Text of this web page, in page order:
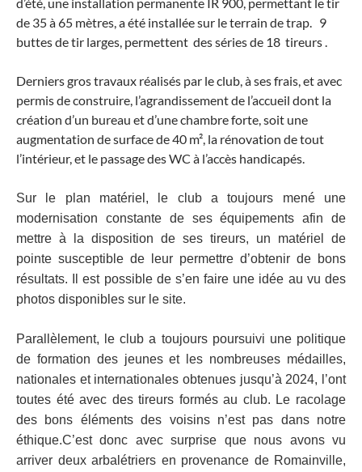
de 35 à 65 mètres, a été installée sur le terrain de trap. 9
buttes de tir larges, permettent des séries de 18 tireurs .
Derniers gros travaux réalisés par le club, à ses frais, et avec
permis de construire, l’agrandissement de l’accueil dont la
création d’un bureau et d’une chambre forte, soit une
augmentation de surface de 40 m², la rénovation de tout
l’intérieur, et le passage des WC à l’accès handicapés.
Sur le plan matériel, le club a toujours mené une
modernisation constante de seséquipements afin de
mettre à la disposition de ses tireurs, un matériel de
pointe susceptible de leur permettre d’obtenir de bons
résultats. Il est possible de s’en faire une idée au vu des
photos disponibles sur le site.
Parallèlement, le club a toujours poursuivi une politique
de formation des jeunes et les nombreuses médailles,
nationales et internationales obtenues jusqu’à 2024, l’ont
toutes été avec des tireurs formés au club. Le racolage
des bons éléments des voisins n’est pas dans notre
éthique.C’est donc avec surprise que nous avons vu
arriver deux arbalétriers en provenance de Romainville,